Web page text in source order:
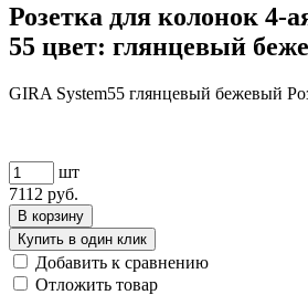
Розетка для колонок 4-
55 цвет: глянцевый
GIRA System55 глянцевый бежевый
шт
7112 руб.
В корзину
Купить в один клик
Добавить к сравнению
Отложить товар